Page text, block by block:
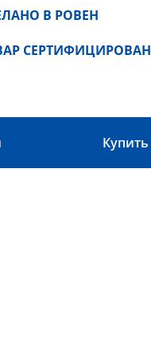
В РОВЕН
СЕРТИФИЦИРОВАН
Купить